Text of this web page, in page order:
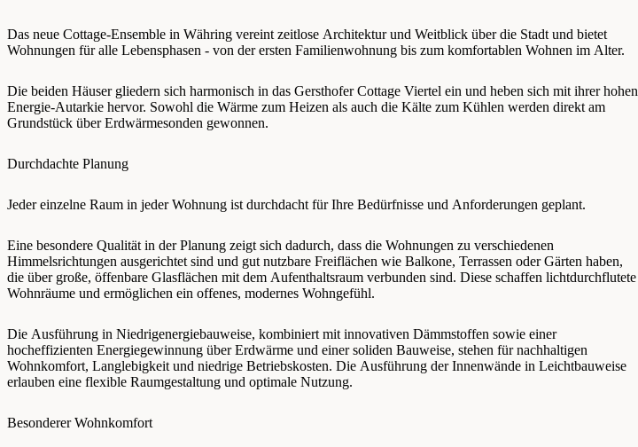
Das neue Cottage-Ensemble in Währing vereint zeitlose Architektur und Weitblick über die Stadt und bietet
Wohnungen für alle Lebensphasen - von der ersten Familienwohnung bis zum komfortablen Wohnen im Alter.
Die beiden Häuser gliedern sich harmonisch in das Gersthofer Cottage Viertel ein und heben sich mit ihrer hohen
Energie-Autarkie hervor. Sowohl die Wärme zum Heizen als auch die Kälte zum Kühlen werden direkt am
Grundstück über Erdwärmesonden gewonnen.
Durchdachte Planung
Jeder einzelne Raum in jeder Wohnung ist durchdacht für Ihre Bedürfnisse und Anforderungen geplant.
Eine besondere Qualität in der Planung zeigt sich dadurch, dass die Wohnungen zu verschiedenen
Himmelsrichtungen ausgerichtet sind und gut nutzbare Freiflächen wie Balkone, Terrassen oder Gärten haben,
die über große, öffenbare Glasflächen mit dem Aufenthaltsraum verbunden sind. Diese schaffen lichtdurchflutete
Wohnräume und ermöglichen ein offenes, modernes Wohngefühl.
Die Ausführung in Niedrigenergiebauweise, kombiniert mit innovativen Dämmstoffen sowie einer
hocheffizienten Energiegewinnung über Erdwärme und einer soliden Bauweise, stehen für nachhaltigen
Wohnkomfort, Langlebigkeit und niedrige Betriebskosten. Die Ausführung der Innenwände in Leichtbauweise
erlauben eine flexible Raumgestaltung und optimale Nutzung.
Besonderer Wohnkomfort